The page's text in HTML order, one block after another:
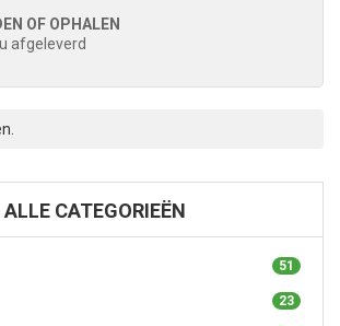
OF OPHALEN
afgeleverd
ALLE CATEGORIEËN
51
23